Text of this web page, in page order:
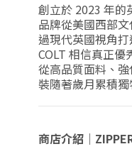
創立於 2023 年的
品牌從美國西部
過現代英國視角
COLT 相信真正
從高品質面料、
裝隨著歲月累積
商店介紹｜